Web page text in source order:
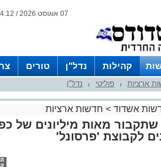
07 אוגוסט 2026 / 04:12
קהילות נדל"ן טורים
ארציות פוליטי נדל"ן
אשדוד > חדשות ארציות
שתקבור מאות מיליונים של
לקבוצת 'פרסונל'